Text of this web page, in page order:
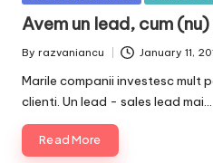
Avem un lead, cum
Posted
By razvaniancu January 11,
Marile companii investesc mult
clienti. Un lead - sales lead mai…
Read More